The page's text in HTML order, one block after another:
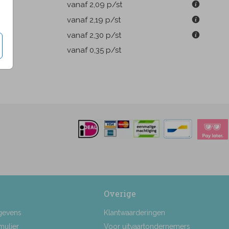
vanaf 2,09 p/st
vanaf 2,19 p/st
vanaf 2,30 p/st
vanaf 0,35 p/st
Overige
Klantwaarderingen
Voor uitvaartondernemers